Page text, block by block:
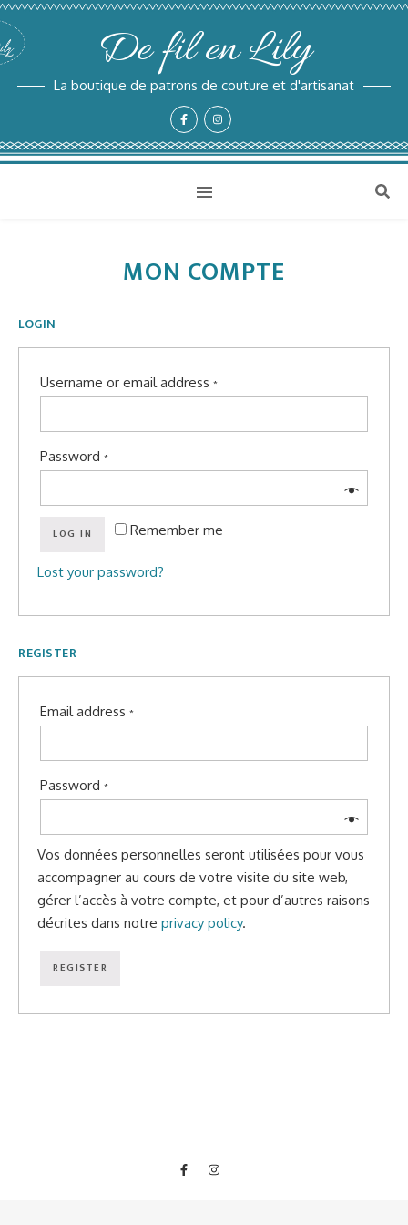
De fil en Lily
La boutique de patrons de couture et d'artisanat
MON COMPTE
LOGIN
Username or email address *
Password *
Remember me
LOG IN
Lost your password?
REGISTER
Email address *
Password *
Vos données personnelles seront utilisées pour vous
accompagner au cours de votre visite du site web,
gérer l’accès à votre compte, et pour d’autres raisons
décrites dans notre privacy policy.
REGISTER